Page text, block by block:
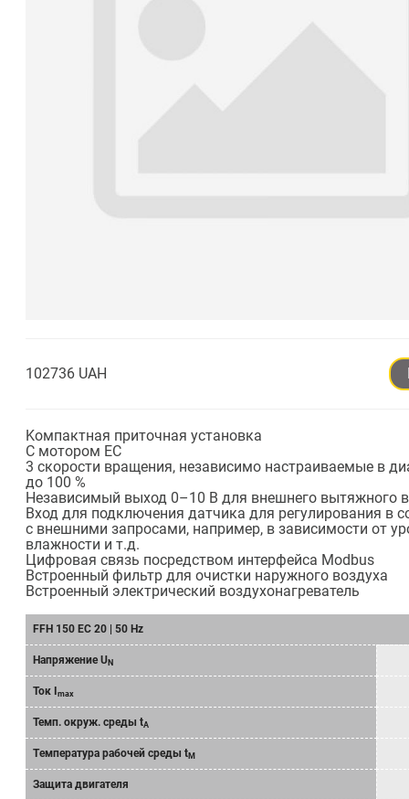
102736 UAH
Kомпактная приточная установка
C мотором ЕC
3 скорости вращения, независимо настраиваемые в
до 100 %
Независимый выход 0–10 В для внешнего вытяжного
Вход для подключения датчика для регулирования в
с внешними запросами, например, в зависимости от
влажности и т.д.
Цифровая связь посредством интерфейса Modbus
Встроенный фильтр для очистки наружного воздуха
Bстроенный электрический воздухонагреватель
FFH 150 EC 20 | 50 Hz
Напряжение UN
Ток Imax
Темп. окруж. среды tA
Tемпературa рабочeй среды tM
Защита двигателя